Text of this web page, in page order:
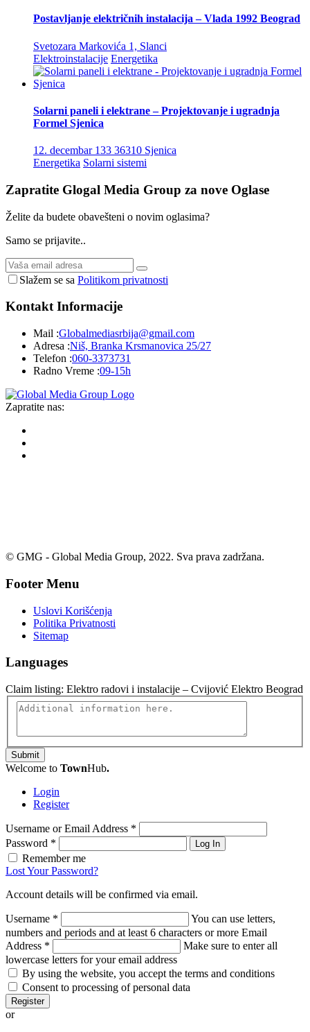
Postavljanje električnih instalacija – Vlada 1992 Beograd
Svetozara Markovića 1, Slanci
Elektroinstalacije Energetika
Solarni paneli i elektrane – Projektovanje i ugradnja
Formel Sjenica
12. decembar 133 36310 Sjenica
Energetika Solarni sistemi
Zapratite Glogal Media Group za nove Oglase
Želite da budete obavešteni o novim oglasima?
Samo se prijavite..
Slažem se sa Politikom privatnosti
KontaktInformacije
Mail :Globalmediasrbija@gmail.com
Adresa :Niš, Branka Krsmanovica 25/27
Telefon :060-3373731
Radno Vreme :09-15h
Zapratite nas:
© GMG - Global Media Group, 2022. Sva prava zadržana.
Footer Menu
Uslovi Korišćenja
Politika Privatnosti
Sitemap
Languages
Claim listing: Elektro radovi i instalacije – Cvijović Elektro Beograd
Submit
Welcome to TownHub.
Login
Register
Username or Email Address *
Password * Log In
Remember me
Lost Your Password?
Account details will be confirmed via email.
Username *
You can use letters,
numbers and periods and at least 6 characters or more Email
Address *
Make sure to enter all
lowercase letters for your email address
By using the website, you accept the terms and conditions
Consent to processing of personal data
Register
or